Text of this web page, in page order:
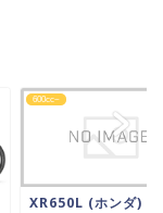
600cc~
XR650L (ホンダ)